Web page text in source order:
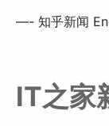
—- 知乎新闻
IT之家